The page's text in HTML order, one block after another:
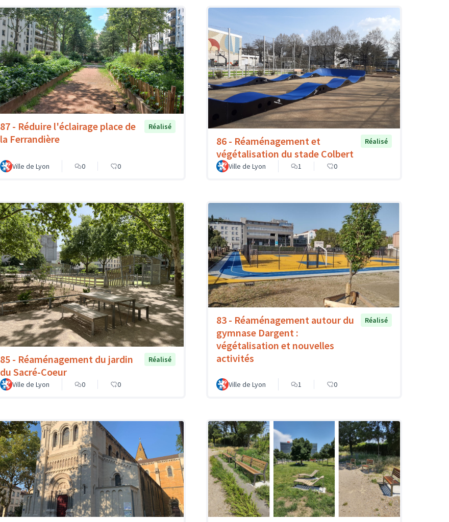
87 - Réduire l'éclairage place de
la Ferrandière
Réalisé
Ville de Lyon 0 0
86 - Réaménagement et
végétalisation du stade Colbert
Réalisé
Ville de Lyon 1 0
85 - Réaménagement du jardin
du Sacré-Coeur
Réalisé
Ville de Lyon 0 0
83 - Réaménagement autour du
gymnase Dargent :
végétalisation et nouvelles
activités
Réalisé
Ville de Lyon 1 0